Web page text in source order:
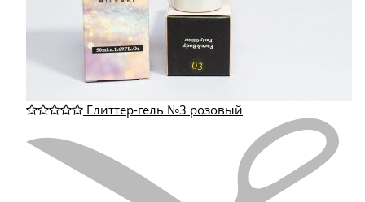
Глиттер-гель №3 розовый